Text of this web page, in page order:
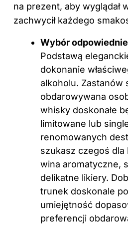
na prezent, aby wyglądał
zachwycił każdego
Wybór
Podstawą
dokonanie
alkoholu. Zastanów
obdarowywana
whisky doskonałe
limitowane lub
renomowanych
szukasz czegoś dla
wina aromatyczne,
delikatne likiery.
trunek doskonale
umiejętność
preferencji